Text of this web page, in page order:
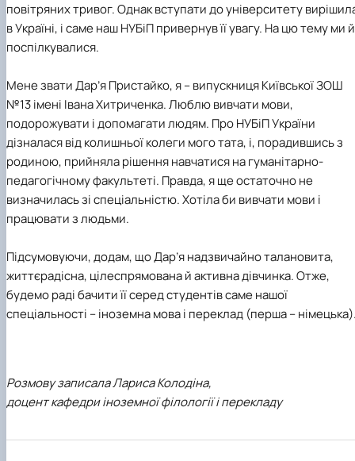
повітряних тривог. Однак вступати до університету
в Україні, і саме наш НУБіП привернув її увагу. На цю тему ми й
поспілкувалися.
Мене звати Дар’я Пристайко, я – випускниця Київської ЗОШ
№13 імені Івана Хитриченка. Люблю вивчати мови,
подорожувати і допомагати людям. Про НУБіП України
дізналася від колишньої колеги мого тата, і, порадившись з
родиною, прийняла рішення навчатися на гуманітарно-
педагогічному факультеті. Правда, я ще остаточно не
визначилась зі спеціальністю. Хотіла би вивчати мови і
працювати з людьми.
Підсумовуючи, додам, що Дар’я надзвичайно талановита,
життєрадісна, цілеспрямована й активна дівчинка. Отже,
будемо раді бачити її серед студентів саме нашої
спеціальності – іноземна мова і переклад (перша –
Розмову записала Лариса Колодіна,
доцент кафедри іноземної філології і перекладу